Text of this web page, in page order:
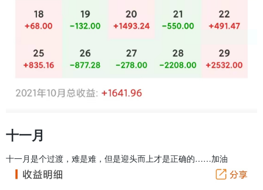
十一月
十一月是个过渡，难是难，但是迎头而上才是正确的……加油